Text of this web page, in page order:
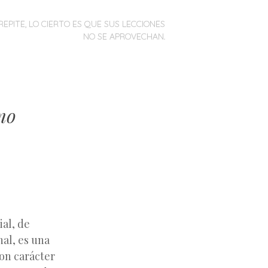
LO CIERTO ES QUE SUS LECCIONES
NO SE APROVECHAN.
de
es una
carácter